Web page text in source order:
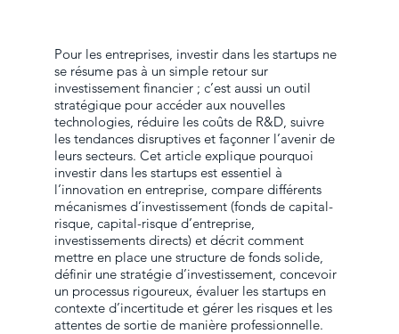
Pour les entreprises, investir dans les startups ne
se résume pas à un simple retour sur
investissement financier ; c’est aussi un outil
stratégique pour accéder aux nouvelles
technologies, réduire les coûts de R&D, suivre
les tendances disruptives et façonner l’avenir de
leurs secteurs. Cet article explique pourquoi
investir dans les startups est essentiel à
l’innovation en entreprise, compare différents
mécanismes d’investissement (fonds de capital-
risque, capital-risque d’entreprise,
investissements directs) et décrit comment
mettre en place une structure de fonds solide,
définir une stratégie d’investissement, concevoir
un processus rigoureux, évaluer les startups en
contexte d’incertitude et gérer les risques et les
attentes de sortie de manière professionnelle.